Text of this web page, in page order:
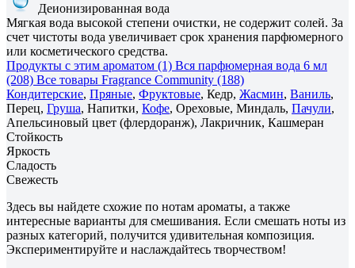
Деионизированная вода
Мягкая вода высокой степени очистки, не содержит солей. За
счет чистоты вода увеличивает срок хранения парфюмерного
или косметического средства.
Продукты с этим ароматом (1) Вся парфюмерная вода 6 мл
(208) Все товары Fragrance Community (188)
Кондитерские, Пряные, Фруктовые, Кедр, Жасмин, Ваниль,
Перец, Груша, Напитки, Кофе, Ореховые, Миндаль, Пачули,
Апельсиновый цвет (флердоранж), Лакричник, Кашмеран
Стойкость
Яркость
Сладость
Свежесть
Здесь вы найдете схожие по нотам ароматы, а также
интересные варианты для смешивания. Если смешать ноты из
разных категорий, получится удивительная композиция.
Экспериментируйте и наслаждайтесь творчеством!